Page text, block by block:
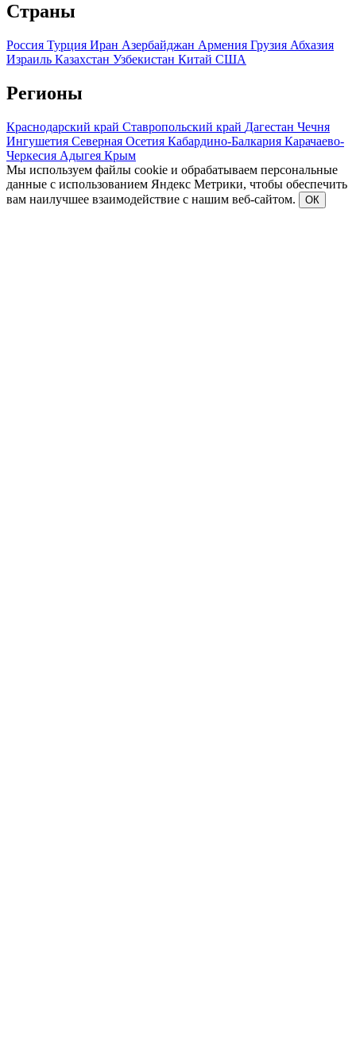
Страны
Россия Турция Иран Азербайджан Армения Грузия Абхазия
Израиль Казахстан Узбекистан Китай США
Регионы
Краснодарский край Ставропольский край Дагестан Чечня
Ингушетия Северная Осетия Кабардино-Балкария Карачаево-
Черкесия Адыгея Крым
Мы используем файлы cookie и обрабатываем персональные
данные с использованием Яндекс Метрики, чтобы обеспечить
вам наилучшее взаимодействие с нашим веб-сайтом.
ОК